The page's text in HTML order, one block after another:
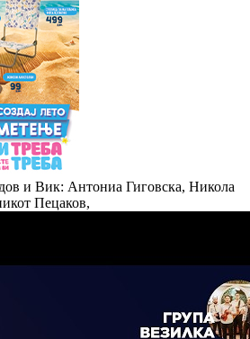
и Вик: Антониа Гиговска, Никола
Пецаков,